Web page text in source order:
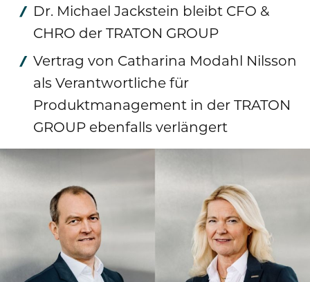
Hauptversammlung
Finanztermine & Events
Kontakt & Service
Hinweisgebersystem
Professionals
Absolventen
Studenten
Datenschutzhinweise
Dr. Michael Jackstein bleibt CFO &
CHRO der TRATON GROUP
Vertrag von Catharina Modahl Nilsson
als Verantwortliche für
Produktmanagement in der TRATON
GROUP ebenfalls verlängert